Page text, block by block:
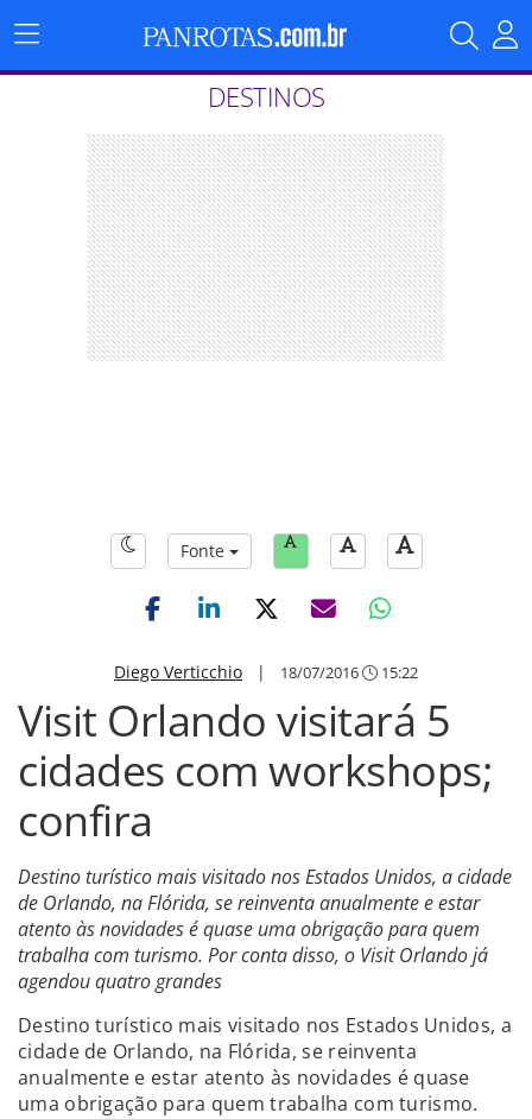
Menu
Principal
DESTINOS
Fonte
Diego Verticchio | 18/07/2016 15:22
Visit Orlando visitará 5
cidades com workshops;
confira
Destino turístico mais visitado nos Estados Unidos, a cidade
de Orlando, na Flórida, se reinventa anualmente e estar
atento às novidades é quase uma obrigação para quem
trabalha com turismo. Por conta disso, o Visit Orlando já
agendou quatro grandes
Destino turístico mais visitado nos Estados Unidos, a
cidade de Orlando, na Flórida, se reinventa
anualmente e estar atento às novidades é quase
uma obrigação para quem trabalha com turismo.